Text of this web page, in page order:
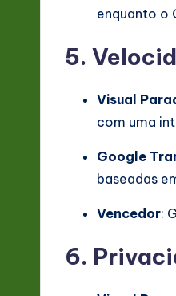
enquanto o
5.
Visual
com uma
Google
baseadas
Vencedor:
6.